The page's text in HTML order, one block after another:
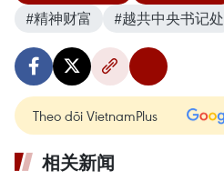
#精神财富
#越共中央书记处
Theo dõi VietnamPlus
相关新闻